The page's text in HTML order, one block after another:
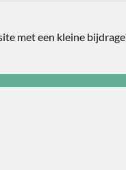
met een kleine